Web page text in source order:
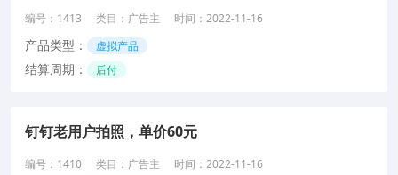
编号： 1413 类目： 广告主 时间： 2022-11-16
产品类型： 虚拟产品
结算周期： 后付
钉钉老用户拍照，单价60元
编号： 1410 类目： 广告主 时间： 2022-11-16